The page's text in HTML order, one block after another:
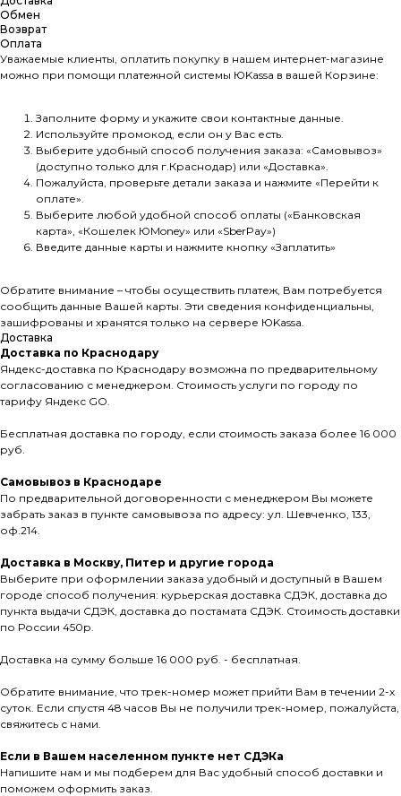
Обмен
Возврат
Оплата
Уважаемые клиенты, оплатить покупку в нашем интернет-магазине
можно при помощи платежной системы ЮKassа в вашей Корзине:
Заполните форму и укажите свои контактные данные.
Используйте промокод, если он у Вас есть.
Выберите удобный способ получения заказа: «Самовывоз»
(доступно только для г.Краснодар) или «Доставка».
Пожалуйста, проверьте детали заказа и нажмите «Перейти к
оплате».
Выберите любой удобной способ оплаты («Банковская
карта», «Кошелек ЮMoney» или «SberPay»)
Введите данные карты и нажмите кнопку «Заплатить»
Обратите внимание – чтобы осуществить платеж, Вам потребуется
сообщить данные Вашей карты. Эти сведения конфиденциальны,
зашифрованы и хранятся только на сервере ЮKassа.
Доставка
Доставка по Краснодару
Яндекс-доставка по Краснодару возможна по предварительному
согласованию с менеджером. Стоимость услуги по городу по
тарифу Яндекс GO.
Бесплатная доставка по городу, если стоимость заказа более 16 000
руб.
Самовывоз в Краснодаре
По предварительной договоренности с менеджером Вы можете
забрать заказ в пункте самовывоза по адресу: ул. Шевченко, 133,
оф.214.
Доставка в Москву, Питер и другие города
Выберите при оформлении заказа удобный и доступный в Вашем
городе способ получения: курьерская доставка СДЭК, доставка до
пункта выдачи СДЭК, доставка до постамата СДЭК. Стоимость доставки
по России 450р.
Доставка на сумму больше 16 000 руб. - бесплатная.
Обратите внимание, что трек-номер может прийти Вам в течении 2-х
суток. Если спустя 48 часов Вы не получили трек-номер, пожалуйста,
свяжитесь с нами.
Если в Вашем населенном пункте нет СДЭКа
Напишите нам и мы подберем для Вас удобный способ доставки и
поможем оформить заказ.